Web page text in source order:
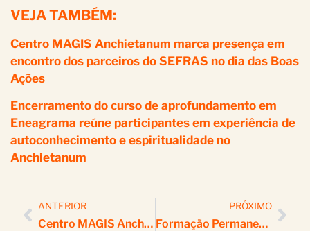
VEJA TAMBÉM:
Centro MAGIS Anchietanum marca presença em
encontro dos parceiros do SEFRAS no dia das Boas
Ações
Encerramento do curso de aprofundamento em
Eneagrama reúne participantes em experiência de
autoconhecimento e espiritualidade no
Anchietanum
ANTERIOR
Centro MAGIS Anchietanum Marca Presença Em Encontro Dos Parceiros Do SEFRAS No Dia Das Boas Ações
PRÓXIMO
Formação Permanente Para Colaboradores Voluntários